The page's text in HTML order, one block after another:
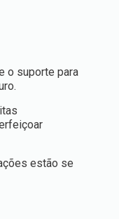
o suporte para
estão se